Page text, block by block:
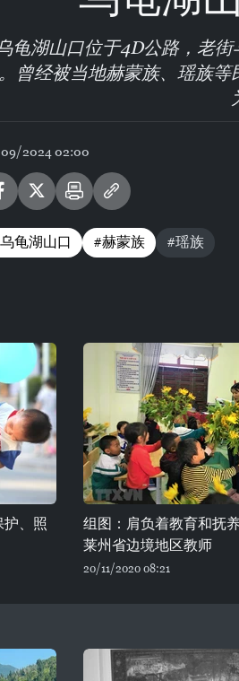
龟湖山口位于4D公路，老
曾经被当地赫蒙族、瑶族
2024 02:00
龟湖山口 #赫蒙族 #瑶族
护、照
组图：肩负着教育和抚
莱州省边境地区教师
20/11/2020 08:21